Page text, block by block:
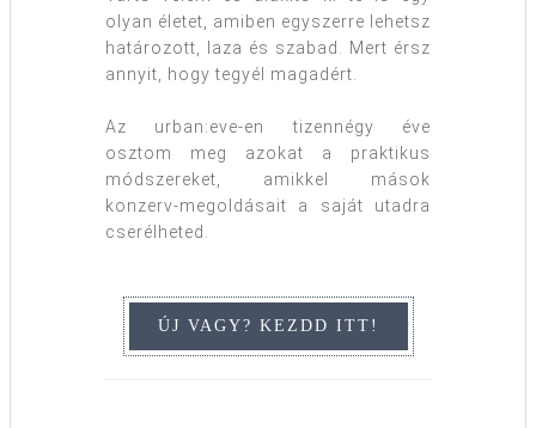
olyan életet, amiben egyszerre lehetsz
határozott, laza és szabad. Mert érsz
annyit, hogy tegyél magadért.
Az urban:eve-en tizennégy éve
osztom meg azokat a praktikus
módszereket, amikkel mások
konzerv-megoldásait a saját utadra
cserélheted.